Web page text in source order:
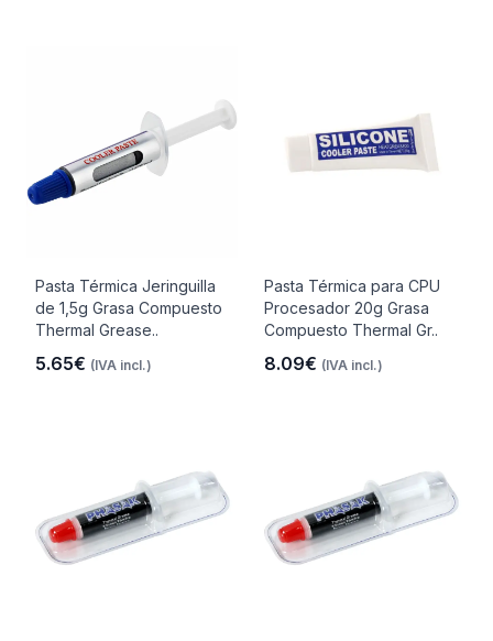
Pasta Térmica Jeringuilla
de 1,5g Grasa Compuesto
Thermal Grease..
5.65€ (IVA incl.)
Pasta Térmica para CPU
Procesador 20g Grasa
Compuesto Thermal Gr..
8.09€ (IVA incl.)